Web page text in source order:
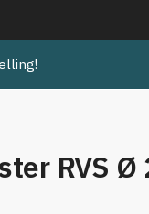
RVS Ø